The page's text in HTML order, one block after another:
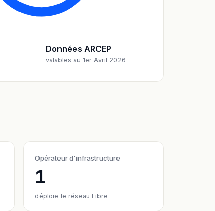
Données ARCEP
valables au 1er Avril 2026
Opérateur d'infrastructure
1
déploie le réseau Fibre